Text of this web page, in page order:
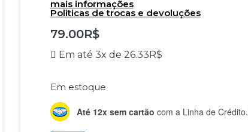
mais informações
Politicas de trocas e devoluções
79.00R$
Em até 3x de 26.33 R$
Em estoque
Até 12x sem cartão com a Linha de Crédito.